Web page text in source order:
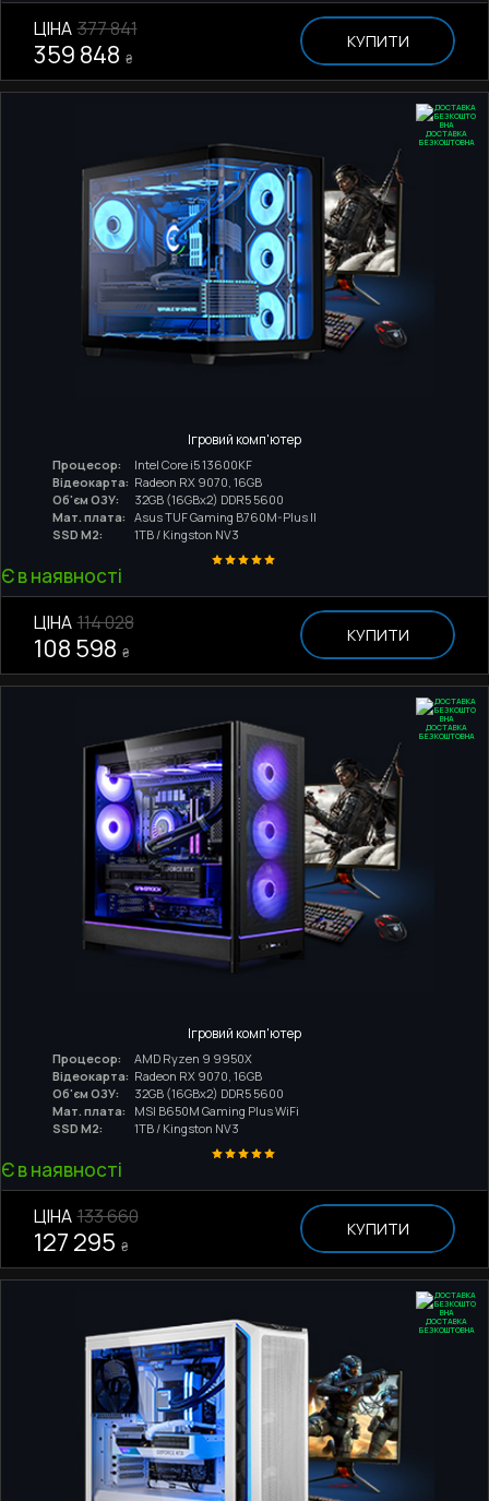
ЦІНА 377 841
359 848 ₴
КУПИТИ
ДОСТАВКА
БЕЗКОШТОВНА
Ігровий комп'ютер
Процесор:
Intel Core i5 13600KF
Відеокарта: Radeon RX 9070, 16GB
Об'єм ОЗУ:
32GB (16GBx2) DDR5 5600
Мат. плата:
Asus TUF Gaming B760M-Plus II
SSD M2:
1TB / Kingston NV3
Є в наявності
ЦІНА 114 028
108 598 ₴
КУПИТИ
ДОСТАВКА
БЕЗКОШТОВНА
Ігровий комп'ютер
Процесор:
AMD Ryzen 9 9950X
Відеокарта: Radeon RX 9070, 16GB
Об'єм ОЗУ:
32GB (16GBx2) DDR5 5600
Мат. плата:
MSI B650M Gaming Plus WiFi
SSD M2:
1TB / Kingston NV3
Є в наявності
ЦІНА 133 660
127 295 ₴
КУПИТИ
ДОСТАВКА
БЕЗКОШТОВНА